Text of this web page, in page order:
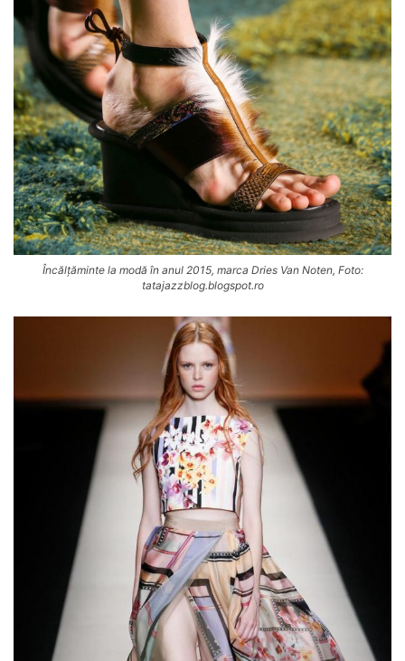
Încălțăminte la modă în anul 2015, marca Dries Van Noten, Foto:
tatajazzblog.blogspot.ro